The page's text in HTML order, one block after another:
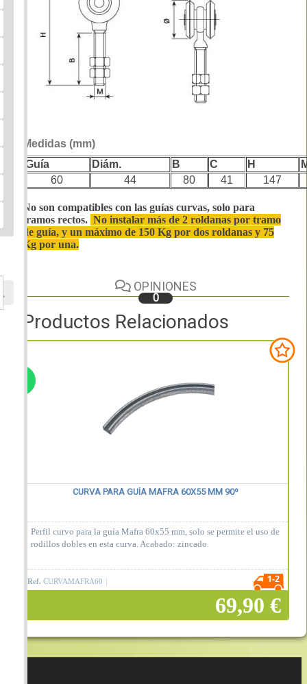
Medidas (mm)
Guía
Diám. B C H
60
44 80 41 147
No son compatibles con las guías curvas, solo para
tramos rectos. No instalar más de 2 roldanas por tramo
de guía, y un máximo de 150 Kg por dos roldanas y 75
Kg por una.
OPINIONES
0
Productos Relacionados
CURVA PARA GUÍA MAFRA 60X55 MM 90º
Perfil curvo para la guía Mafra 60x55 mm, solo se permite el uso de
rodillos dobles en esta curva. Acabado: zincado.
Ref. CURVAMAFRA60
69,90 €
Añadir a la cesta